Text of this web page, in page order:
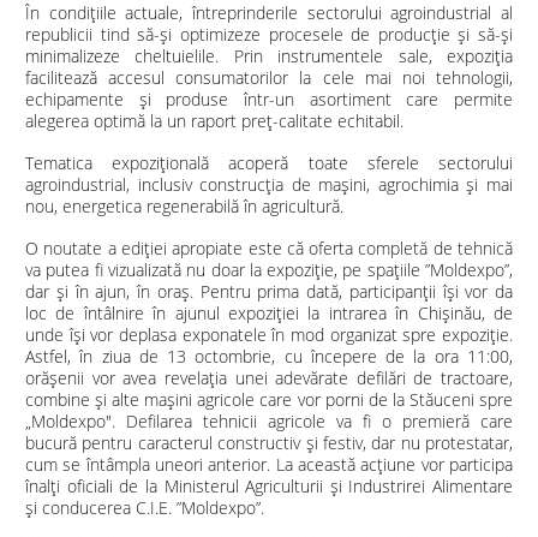
În condiţiile actuale, întreprinderile sectorului agroindustrial al
republicii tind să-şi optimizeze procesele de producţie şi să-şi
minimalizeze cheltuielile. Prin instrumentele sale, expoziţia
facilitează accesul consumatorilor la cele mai noi tehnologii,
echipamente şi produse într-un asortiment care permite
alegerea optimă la un raport preţ-calitate echitabil.
Tematica expoziţională acoperă toate sferele sectorului
agroindustrial, inclusiv construcţia de maşini, agrochimia şi mai
nou, energetica regenerabilă în agricultură.
O noutate a ediției apropiate este că oferta completă de tehnică
va putea fi vizualizată nu doar la expoziție, pe spațiile ”Moldexpo”,
dar și în ajun, în oraș. Pentru prima dată, participanții își vor da
loc de întâlnire în ajunul expoziției la intrarea în Chișinău, de
unde își vor deplasa exponatele în mod organizat spre expoziție.
Astfel, în ziua de 13 octombrie, cu începere de la ora 11:00,
orășenii vor avea revelația unei adevărate defilări de tractoare,
combine și alte mașini agricole care vor porni de la Stăuceni spre
„Moldexpo". Defilarea tehnicii agricole va fi o premieră care
bucură pentru caracterul constructiv și festiv, dar nu protestatar,
cum se întâmpla uneori anterior. La această acțiune vor participa
înalți oficiali de la Ministerul Agriculturii și Industrirei Alimentare
și conducerea C.I.E. ”Moldexpo”.